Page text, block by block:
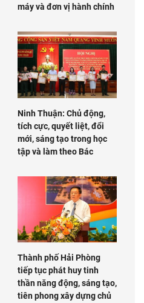
máy và đơn vị hành chính
Ninh Thuận: Chủ động,
tích cực, quyết liệt, đổi
mới, sáng tạo trong học
tập và làm theo Bác
Thành phố Hải Phòng
tiếp tục phát huy tinh
thần năng động, sáng tạo,
tiên phong xây dựng chủ